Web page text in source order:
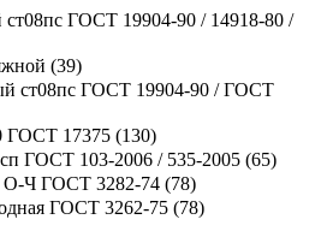
ГОСТ 19904-90 / 14918-80 /
(39)
ст08пс ГОСТ 19904-90 / ГОСТ
ГОСТ 17375 (130)
ГОСТ 103-2006 / 535-2005 (65)
О-Ч ГОСТ 3282-74 (78)
ГОСТ 3262-75 (78)